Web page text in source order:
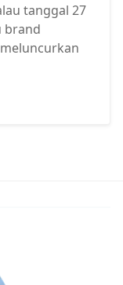
tanggal 27
brand